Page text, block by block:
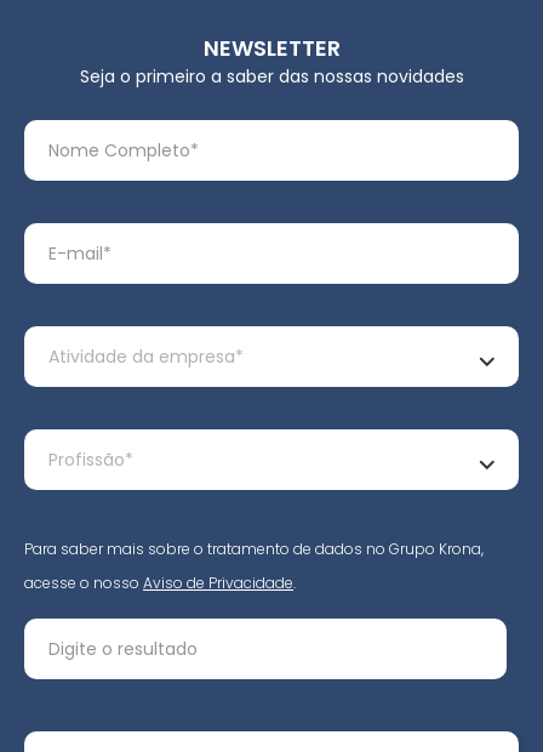
NEWSLETTER
Seja o primeiro a saber das nossas novidades
Para saber mais sobre o tratamento de dados no Grupo Krona,
acesse o nosso Aviso de Privacidade.